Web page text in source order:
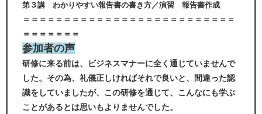
第３講 わかりやすい報告書の書き方／演習 報告書作成
＝＝＝＝＝＝＝＝＝＝＝＝＝＝＝＝＝＝＝＝＝＝＝＝＝＝
＝＝＝＝＝＝＝
参加者の声
研修に来る前は、ビジネスマナーに全く通じていませんで
した。その為、礼儀正しければそれで良いと、間違った認
識をしていましたが、この研修を通じて、こんなにも学ぶ
ことがあるとは思いもよりませんでした。